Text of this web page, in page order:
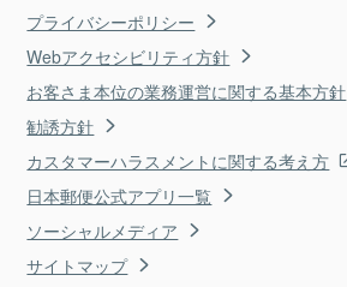
プライバシーポリシー
Webアクセシビリティ方針
お客さま本位の業務運営に関する基本方針
勧誘方針
カスタマーハラスメントに関する考え方
日本郵便公式アプリ一覧
ソーシャルメディア
サイトマップ